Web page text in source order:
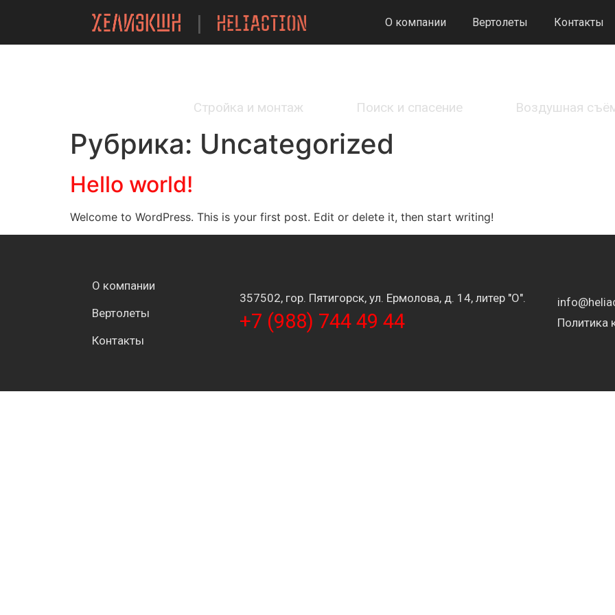
| О компании Вертолеты Контакты
Стройка и монтаж Поиск и спасение Воздушная
Рубрика: Uncategorized
Hello world!
Welcome to WordPress. This is your first post. Edit or delete it, then start writing!
О компании
Вертолеты
Контакты
357502, гор. Пятигорск, ул. Ермолова, д. 14, литер "О".
+7 (988) 744 49 44
Политика